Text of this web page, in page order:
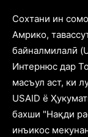
Cохтани ин
Амрико,
байналмилалӣ
Интернюс дар
масъул аст, ки
USAID ё
бахши "Нақди
инъикос